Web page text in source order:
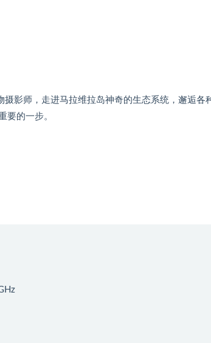
影师，走进马拉维拉岛神奇的生态系统，邂逅各
要的一步。